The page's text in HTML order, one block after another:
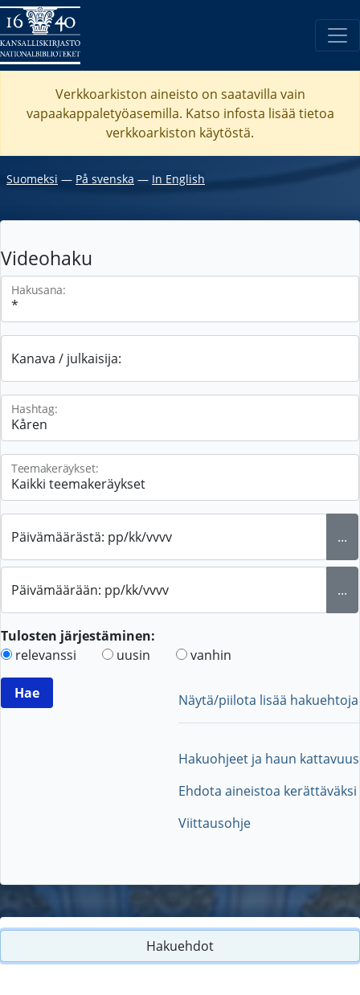
Verkkoarkiston aineisto on saatavilla vain
vapaakappaletyöasemilla. Katso infosta lisää tietoa
verkkoarkiston käytöstä.
Suomeksi ― På svenska ― In English
Videohaku
Hakusana:
Kanava / julkaisija:
Hashtag:
Teemakeräykset:
Päivämäärästä: pp/kk/vvvv ...
Päivämäärään: pp/kk/vvvv ...
Tulosten järjestäminen:
relevanssi
uusin vanhin
Näytä/piilota lisää hakuehtoja
Hakuohjeet ja haun kattavuus
Ehdota aineistoa kerättäväksi
Viittausohje
Hakuehdot